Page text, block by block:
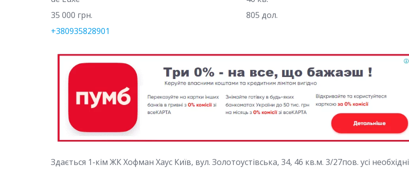
35 000 грн.
805 дол.
+380935828901
Здається 1-кім ЖК Хофман Хаус Київ, вул. Золотоустівська, 34, 46 кв.м. 3/27пов. усі необхідні